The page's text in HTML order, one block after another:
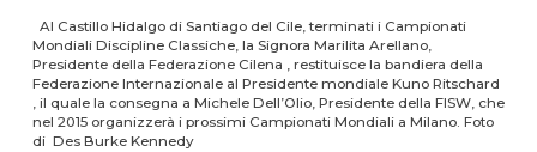
Al Castillo Hidalgo di Santiago del Cile, terminati i Campionati
Mondiali Discipline Classiche, la Signora Marilita Arellano,
Presidente della Federazione Cilena , restituisce la bandiera della
Federazione Internazionale al Presidente mondiale Kuno Ritschard
, il quale la consegna a Michele Dell’Olio, Presidente della FISW, che
nel 2015 organizzerà i prossimi Campionati Mondiali a Milano. Foto
di Des Burke Kennedy